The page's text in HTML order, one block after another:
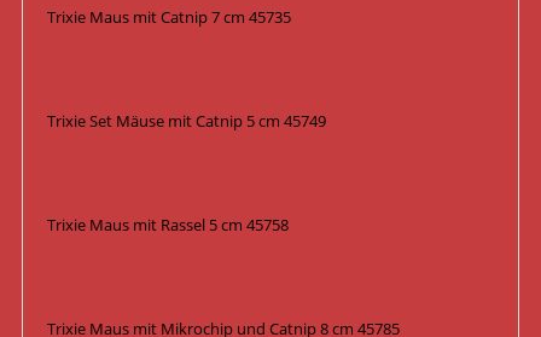
Trixie Maus mit Catnip 7 cm 45735
Trixie Set Mäuse mit Catnip 5 cm 45749
Trixie Maus mit Rassel 5 cm 45758
Trixie Maus mit Mikrochip und Catnip 8 cm 45785